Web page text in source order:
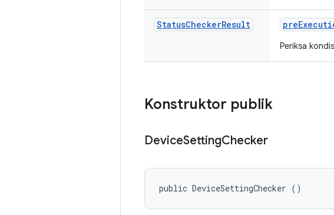
StatusCheckerResult pre
Periksa
Konstruktor publik
DeviceSettingChecker
public DeviceSettingChecker ()